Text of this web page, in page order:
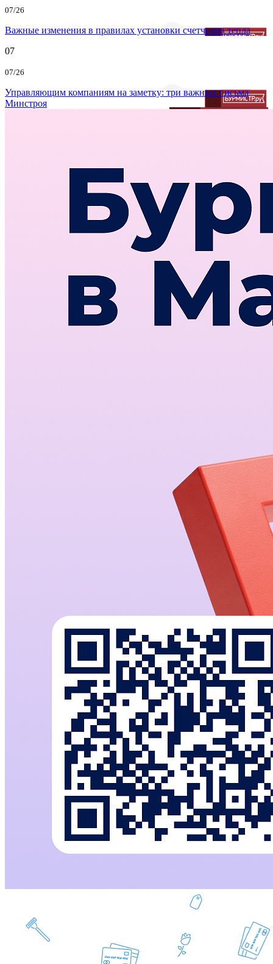
07/26
Важные изменения в правилах установки счетчиков тепла
07
07/26
Управляющим компаниям на заметку: три важных письма
Минстроя